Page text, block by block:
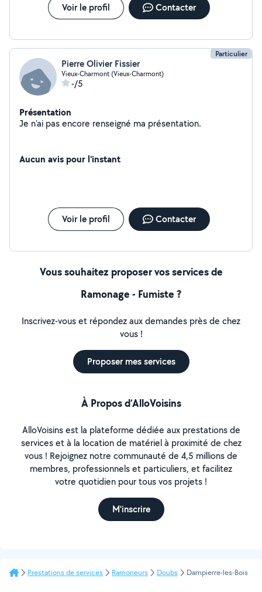
Voir le profil Contacter
Particulier
Pierre Olivier Fissier
Vieux-Charmont (Vieux-Charmont)
-/5
Présentation
Je n'ai pas encore renseigné ma présentation.
Aucun avis pour l'instant
Voir le profil Contacter
Vous souhaitez proposer vos services de
Ramonage - Fumiste ?
Inscrivez-vous et répondez aux demandes près de chez
vous !
Proposer mes services
À Propos d’AlloVoisins
AlloVoisins est la plateforme dédiée aux prestations de
services et à la location de matériel à proximité de chez
vous ! Rejoignez notre communauté de 4,5 millions de
membres, professionnels et particuliers, et facilitez
votre quotidien pour tous vos projets !
M'inscrire
Prestations de services Ramoneurs Doubs Dampierre-les-Bois